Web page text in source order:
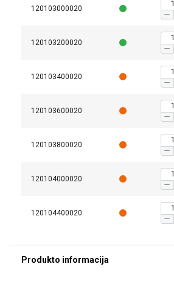
120103000020
120103200020
120103400020
120103600020
120103800020
120104000020
120104400020
Standartas: